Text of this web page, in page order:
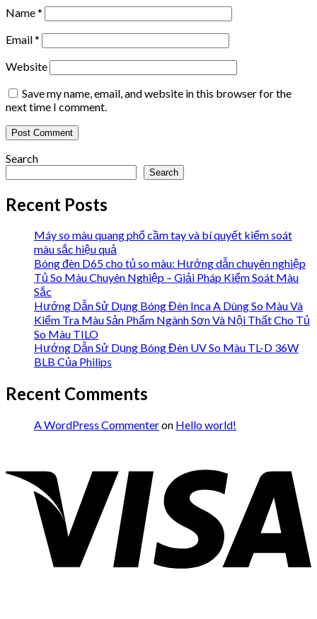
Name*
Email*
Website
Save my name, email, and website in this browser for the
next time I comment.
Search
Search
Recent Posts
Máy so màu quang phổ cầm tay và bí quyết kiểm soát
màu sắc hiệu quả
Bóng đèn D65 cho tủ so màu: Hướng dẫn chuyên nghiệp
Tủ So Màu Chuyên Nghiệp – Giải Pháp Kiểm Soát Màu
Sắc
Hướng Dẫn Sử Dụng Bóng Đèn Inca A Dùng So Màu Và
Kiểm Tra Màu Sản Phẩm Ngành Sơn Và Nội Thất Cho Tủ
So Màu TILO
Hướng Dẫn Sử Dụng Bóng Đèn UV So Màu TL-D 36W
BLB Của Philips
Recent Comments
A WordPress Commenteron Hello world!